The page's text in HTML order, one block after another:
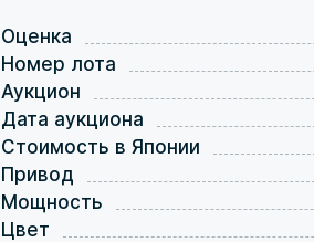
Оценка
Номер лота
Аукцион
Дата аукциона
Стоимость в Японии
Привод
Мощность
Цвет